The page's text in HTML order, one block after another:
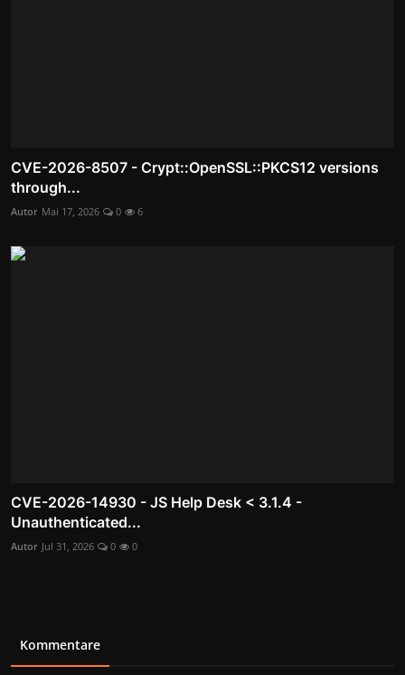
CVE-2026-8507 - Crypt::OpenSSL::PKCS12 versions
through...
Autor Mai 17, 2026 0 6
CVE-2026-14930 - JS Help Desk < 3.1.4 -
Unauthenticated...
Autor Jul 31, 2026 0 0
Kommentare